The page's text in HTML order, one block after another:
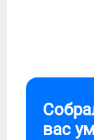
вас